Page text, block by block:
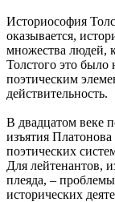
Историософия
оказывается,
множества людей,
Толстого это
поэтическим
действительность.
В двадцатом веке
изъятия
поэтических
Для лейтенантов,
плеяда, –
исторических